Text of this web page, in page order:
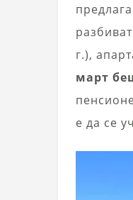
г.),
март
е да се